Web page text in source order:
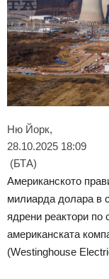
Ню Йорк,
28.10.2025 18:09
(БТА)
Американското
милиарда долара в
ядрени реактори по
американската
(Westinghouse